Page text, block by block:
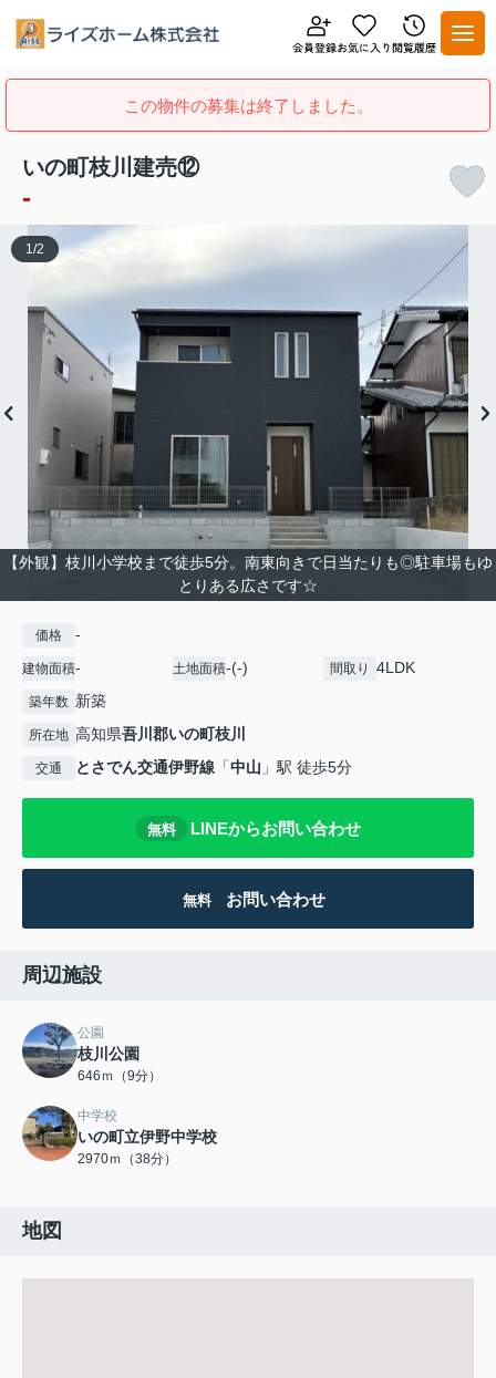
この物件の募集は終了しました。
いの町枝川建売⑫
-
【外観】枝川小学校まで徒歩5分。南東向きで日当たりも◎駐車場もゆ
とりある広さです☆
1/2
価格 -
建物面積- 土地面積-(-) 間取り 4LDK
築年数 新築
所在地 高知県吾川郡いの町枝川
交通 とさでん交通伊野線 「中山 」駅 徒歩5分
無料 LINEからお問い合わせ
無料 お問い合わせ
周辺施設
公園
枝川公園
646ｍ（9分）
中学校
いの町立伊野中学校
2970ｍ（38分）
地図